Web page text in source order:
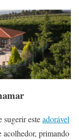
sugerir esteadorável
acolhedor, primando